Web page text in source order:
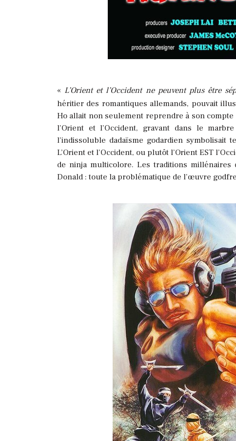
« L’Orient et l’Occident ne peuvent plus être
héritier des romantiques allemands, pouvait
Ho allait non seulement reprendre à son
l’Orient et l’Occident, gravant dans le
l’indissoluble dadaïsme godardien
L’Orient et l’Occident, ou plutôt l’Orient EST
de ninja multicolore. Les traditions
Donald : toute la problématique de l’œuvre